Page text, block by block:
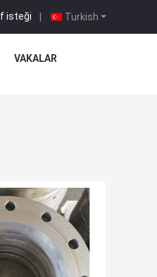
Turkish
isteği |
VAKALAR